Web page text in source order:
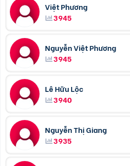
Việt Phương
3945
Nguyễn Việt Phương
3945
Lê Hữu Lộc
3940
Nguyễn Thị Giang
3935